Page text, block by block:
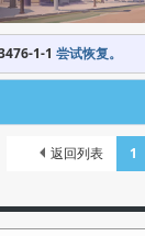
1-1 尝试恢复。
1
返回列表